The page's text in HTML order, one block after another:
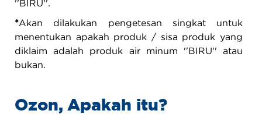
''BIRU''.
*Akan dilakukan pengetesan singkat untuk
menentukan apakah produk / sisa produk yang
diklaim adalah produk air minum ''BIRU'' atau
bukan.
Ozon, Apakah itu?